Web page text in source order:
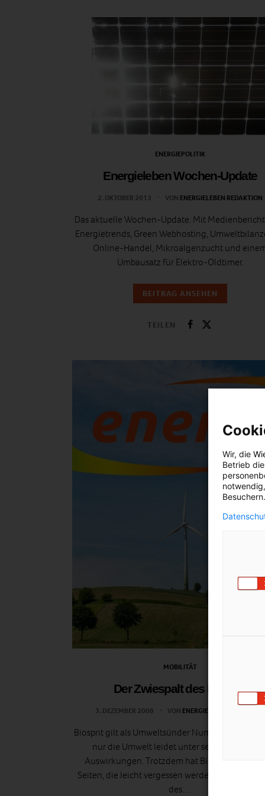
ENERGIEPOLITIK
Energieleben Wochen-Update
2. OKTOBER 2013 VON ENERGIELEBEN REDAKTION
Das aktuelle Wochen-Update. Mit
Energietrends, Green Webhosting,
Online-Handel, Mikroalgenzucht und
Umbausatz für Elektro-Oldtimer.
BEITRAG ANSEHEN
TEILEN
MOBILITÄT
Der Zwiespalt des Biosprit
3. DEZEMBER 2008 VON ENERGIELEBEN REDAKTION
Biosprit gilt als Umweltsünder Nummer eins. Und
nur die Umwelt leidet unter seinen negativen
Auswirkungen. Trotzdem hat Biosprit einige
Seiten, die leicht vergessen werden. Die guten
des…
Wir, die
Betrieb